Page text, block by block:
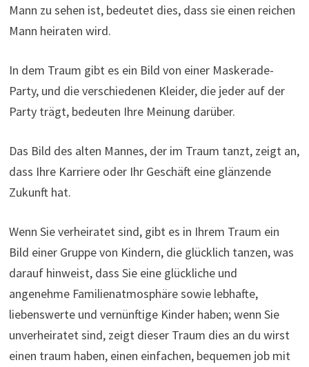
Mann zu sehen ist, bedeutet dies, dass sie einen reichen
Mann heiraten wird.
In dem Traum gibt es ein Bild von einer Maskerade-
Party, und die verschiedenen Kleider, die jeder auf der
Party trägt, bedeuten Ihre Meinung darüber.
Das Bild des alten Mannes, der im Traum tanzt, zeigt an,
dass Ihre Karriere oder Ihr Geschäft eine glänzende
Zukunft hat.
Wenn Sie verheiratet sind, gibt es in Ihrem Traum ein
Bild einer Gruppe von Kindern, die glücklich tanzen, was
darauf hinweist, dass Sie eine glückliche und
angenehme Familienatmosphäre sowie lebhafte,
liebenswerte und vernünftige Kinder haben; wenn Sie
unverheiratet sind, zeigt dieser Traum dies an du wirst
einen traum haben, einen einfachen, bequemen job mit